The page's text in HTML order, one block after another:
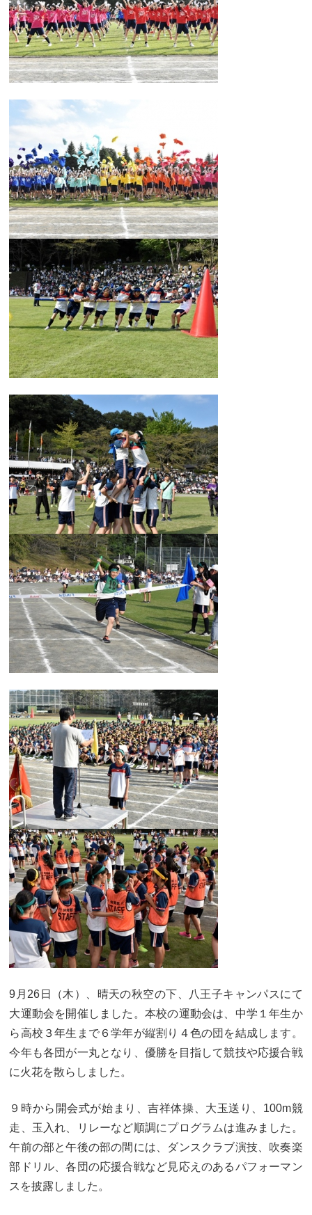
9月26日（木）、晴天の秋空の下、八王子キャンパスにて
大運動会を開催しました。本校の運動会は、中学１年生か
ら高校３年生まで６学年が縦割り４色の団を結成します。
今年も各団が一丸となり、優勝を目指して競技や応援合戦
に火花を散らしました。
９時から開会式が始まり、吉祥体操、大玉送り、100m競
走、玉入れ、リレーなど順調にプログラムは進みました。
午前の部と午後の部の間には、ダンスクラブ演技、吹奏楽
部ドリル、各団の応援合戦など見応えのあるパフォーマン
スを披露しました。